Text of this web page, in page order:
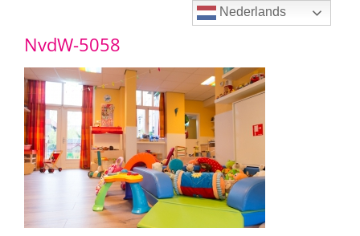
naar
inhoud
NvdW-5058
Nederlands